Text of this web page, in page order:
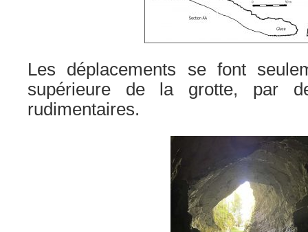
Les déplacements se font
supérieure de la grotte, par
rudimentaires.